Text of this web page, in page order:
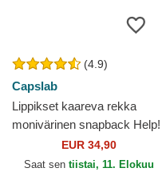
(4.9)
Capslab
Lippikset kaareva rekka
monivärinen snapback Help!
REL Scooby-Doo Capslab
EUR 34,90
Saat sen tiistai, 11. Elokuu